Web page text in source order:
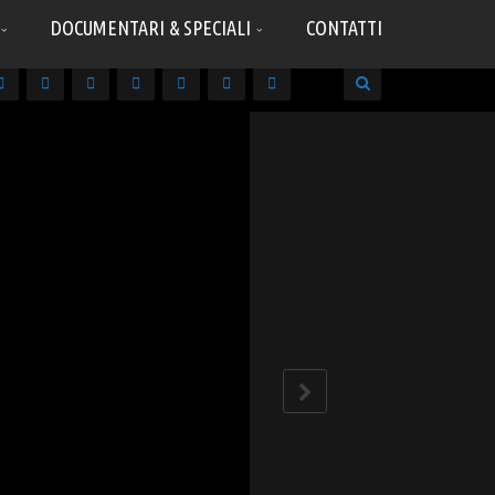
DOCUMENTARI & SPECIALI CONTATTI